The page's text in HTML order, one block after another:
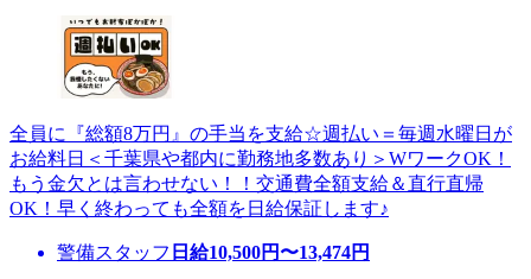
全員に『総額8万円』の手当を支給☆週払い＝毎週水曜日が
お給料日＜千葉県や都内に勤務地多数あり＞WワークOK！
もう金欠とは言わせない！！交通費全額支給＆直行直帰
OK！早く終わっても全額を日給保証します♪
警備スタッフ 日給10,500円〜13,474円